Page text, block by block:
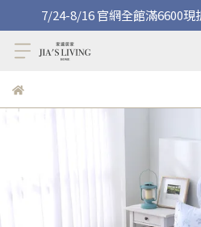
7/24-8/16 官網全館滿6600現